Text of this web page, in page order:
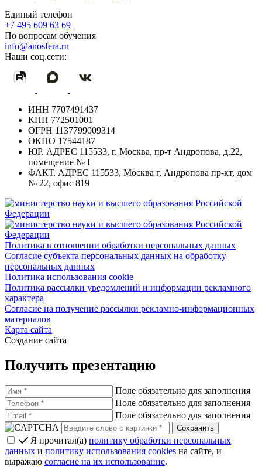
Единый телефон
+7 495 609 63 69
По вопросам обучения
info@anosfera.ru
Наши соц.сети:
ИНН 7707491437
КПП 772501001
ОГРН 1137799009314
ОКПО 17544187
ЮР. АДРЕС 115533, г. Москва, пр-т Андропова, д.22,
помещение № I
ФАКТ. АДРЕС 115533, Москва г, Андропова пр-кт, дом
№ 22, офис 819
Политика в отношении обработки персональных данных
Согласие субъекта персональных данных на обработку
персональных данных
Политика использования cookie
Политика рассылки уведомлений и информации рекламного
характера
Согласие на получение рассылки рекламно-информационных
материалов
Карта сайта
Создание сайта
Получить презентацию
Поле обязательно для заполнения
Поле обязательно для заполнения
Поле обязательно для заполнения
Я прочитал(а) политику обработки персональных
данных и политику использования cookies на сайте, и
выражаю согласие на их использование.